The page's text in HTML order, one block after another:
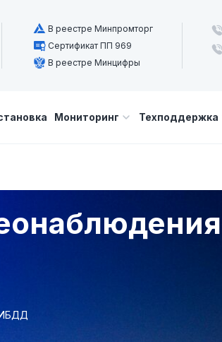
В реестре Минпромторг
Сертификат ПП 969
В реестре Минцифры
Мониторинг Техподдержка